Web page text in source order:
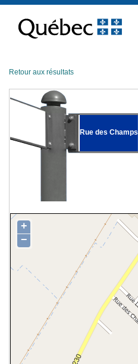
contenu
Retour aux résultats
Rue des Champs
+
−